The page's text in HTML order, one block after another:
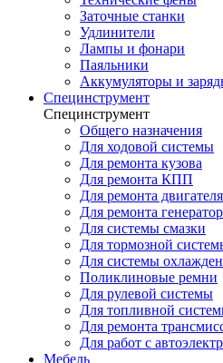
Заточные станки
Удлинители
Лампы и фонари
Паяльники
Аккумуляторы и
Специнструмент
Специнструмент
Общего назначения
Для ходовой системы
Для ремонта кузова
Для ремонта КПП
Для ремонта двигателя
Для ремонта
Для системы смазки
Для тормозной
Для системы
Поликлиновые ремни
Для рулевой системы
Для топливной
Для ремонта
Для работ с
Мебель